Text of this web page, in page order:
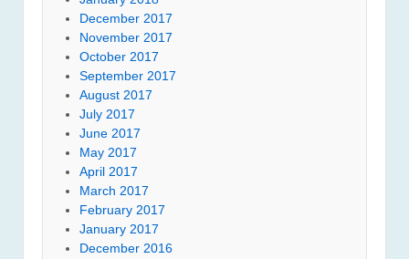
December 2017
November 2017
October 2017
September 2017
August 2017
July 2017
June 2017
May 2017
April 2017
March 2017
February 2017
January 2017
December 2016